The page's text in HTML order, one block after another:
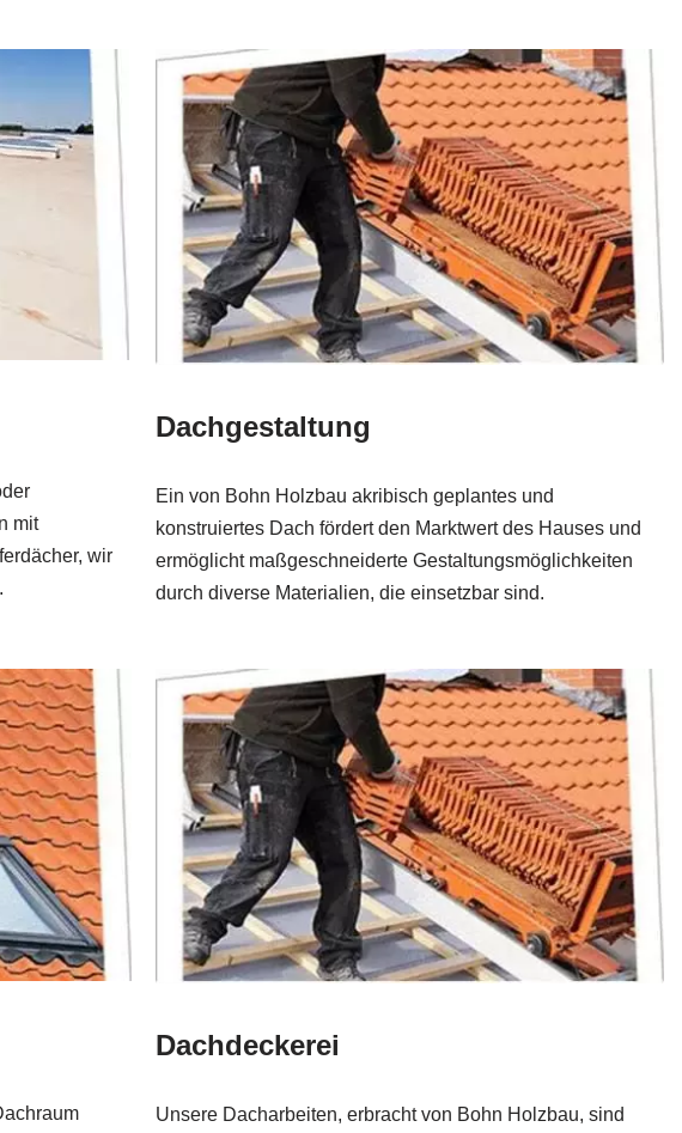
mit
wir
Dachgestaltung
Ein von Bohn Holzbau akribisch geplantes und
konstruiertes Dach fördert den Marktwert des Hauses und
ermöglicht maßgeschneiderte Gestaltungsmöglichkeiten
durch diverse Materialien, die einsetzbar sind.
Dachdeckerei
Unsere Dacharbeiten, erbracht von Bohn Holzbau, sind